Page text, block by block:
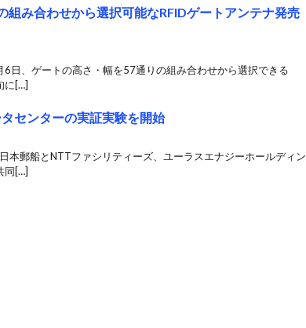
組み合わせから選択可能なRFIDゲートアンテナ発売
日、ゲートの高さ・幅を57通りの組み合わせから選択できる
に[…]
センターの実証実験を開始
本郵船とNTTファシリティーズ、ユーラスエナジーホールディン
同[…]